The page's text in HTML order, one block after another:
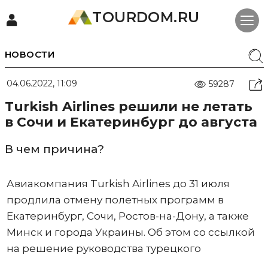
TOURDOM.RU
НОВОСТИ
04.06.2022, 11:09 59287
Turkish Airlines решили не летать
в Сочи и Екатеринбург до августа
В чем причина?
Авиакомпания Turkish Airlines до 31 июля
продлила отмену полетных программ в
Екатеринбург, Сочи, Ростов-на-Дону, а также
Минск и города Украины. Об этом со ссылкой
на решение руководства турецкого